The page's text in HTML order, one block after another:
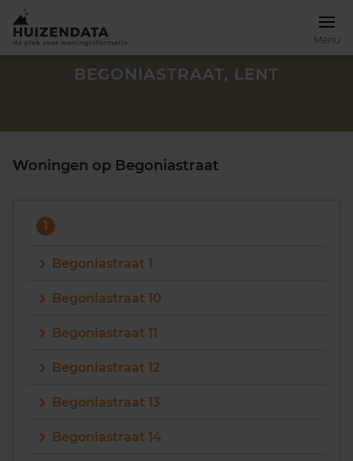
Menu
088 220 4200
Maandag t/m vrijdag - 08:00 -18:00
BEGONIASTRAAT, LENT
Woningen op Begoniastraat
1
Begoniastraat 1
Begoniastraat 10
Begoniastraat 11
Begoniastraat 12
Begoniastraat 13
Begoniastraat 14